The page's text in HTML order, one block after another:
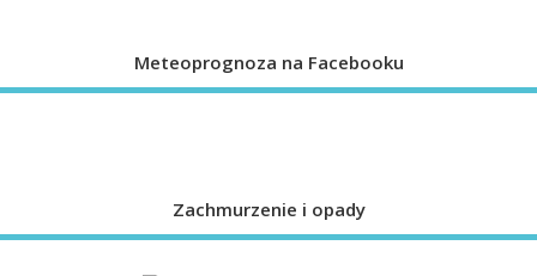
Meteoprognoza na Facebooku
Zachmurzenie i opady